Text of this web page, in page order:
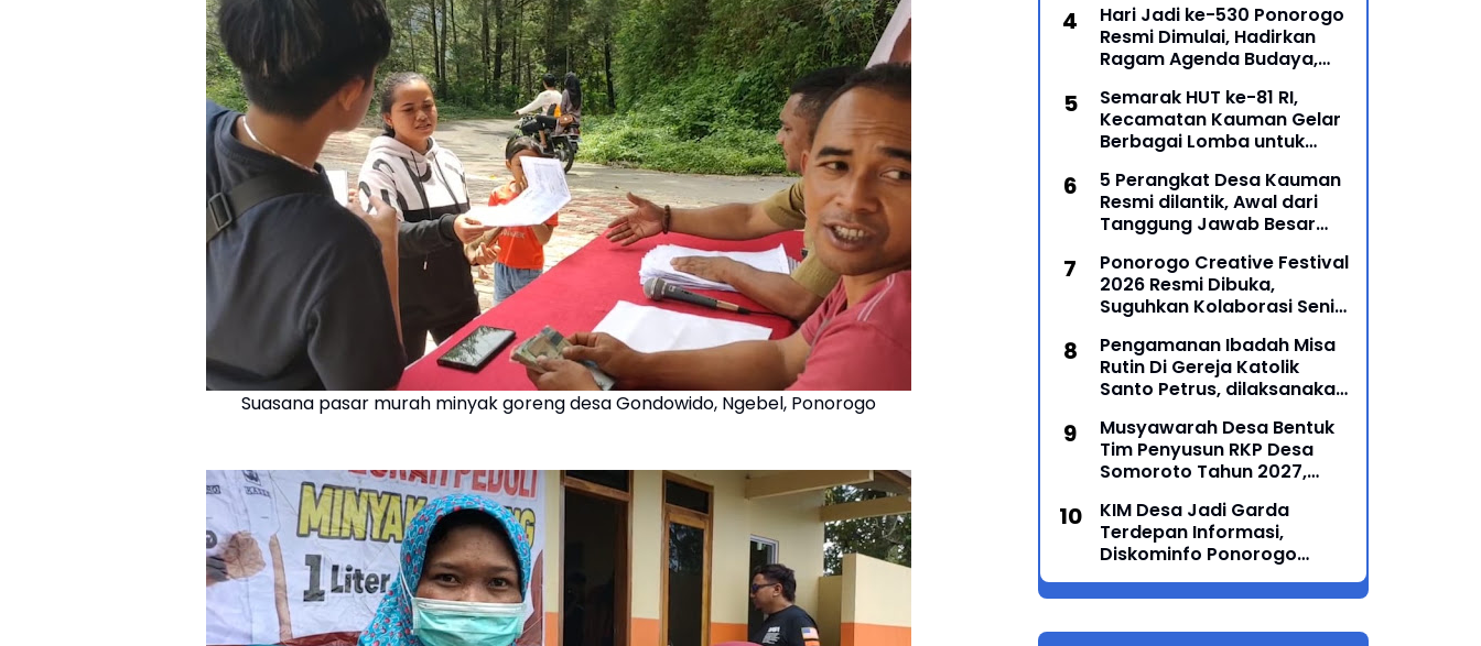
Suasana pasar murah minyak goreng desa Gondowido, Ngebel, Ponorogo
Umat di Kecamatan
Kauman
Hari Jadi ke-530 Ponorogo
Resmi Dimulai, Hadirkan
Ragam Agenda Budaya,
Semarak HUT ke-81 RI,
Kecamatan Kauman Gelar
Berbagai Lomba untuk
Masyarakat
5 Perangkat Desa Kauman
Resmi dilantik, Awal dari
Tanggung Jawab Besar
Ponorogo Creative Festival
2026 Resmi Dibuka,
Suguhkan Kolaborasi Seni
Memukau
Pengamanan Ibadah Misa
Rutin Di Gereja Katolik
Santo Petrus, dilaksanakan
Musyawarah Desa Bentuk
Tim Penyusun RKP Desa
Somoroto Tahun 2027,
Partisipatif
KIM Desa Jadi Garda
Terdepan Informasi,
Diskominfo Ponorogo
Jurnalistik dan Literasi